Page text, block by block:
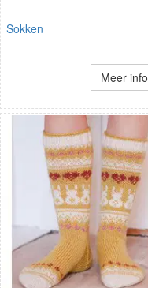
Sokken
Meer info